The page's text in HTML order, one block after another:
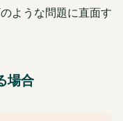
ような問題に直面す
場合